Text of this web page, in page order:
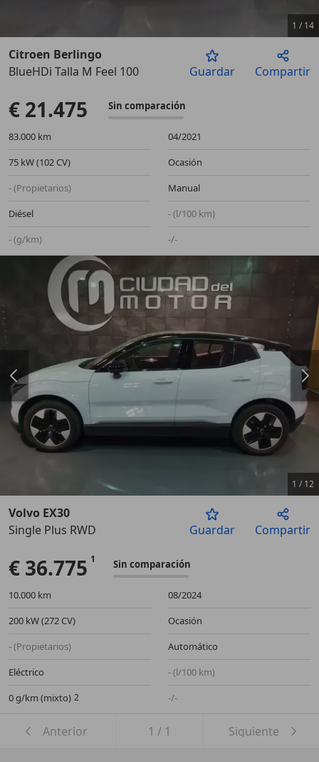
Anterior
1 / 14
Citroen Berlingo
BlueHDi Talla M Feel 100
Guardar Compartir
€ 21.475 Sin comparación
83.000 km
04/2021
75 kW (102 CV)
Ocasión
- (Propietarios)
Manual
Diésel
- (l/100 km)
- (g/km)
-/-
Anterior
1 / 12
Volvo EX30
Single Plus RWD
Guardar Compartir
€ 36.775 Sin comparación
10.000 km
08/2024
200 kW (272 CV)
Ocasión
- (Propietarios)
Automático
Eléctrico
- (l/100 km)
0 g/km (mixto)
-/-
Anterior 1 / 1 Siguiente